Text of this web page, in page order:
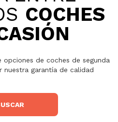
COCHES
opciones de coches de segunda
nuestra garantía de calidad